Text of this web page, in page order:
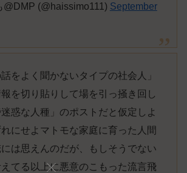
(@haissimo111) September
をよく聞かないタイプの社会人」
を切り貼りして場を引っ掻き回し
惑な人種」のポストだと仮定しよ
にせよマトモな家庭に育った人間
は思えんのだが、もしそうでない
てる以上に悪意のこもった流言飛